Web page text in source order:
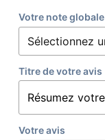
Votre note globale
Titre de votre avis
Votre avis